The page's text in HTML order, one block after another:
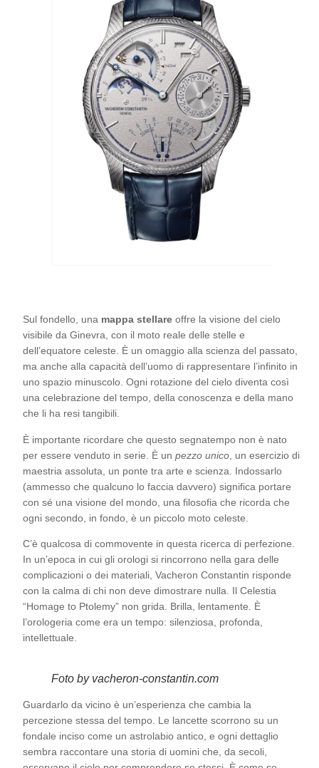
Sul fondello, una mappa stellare offre la visione del cielo
visibile da Ginevra, con il moto reale delle stelle e
dell’equatore celeste. È un omaggio alla scienza del passato,
ma anche alla capacità dell’uomo di rappresentare l’infinito in
uno spazio minuscolo. Ogni rotazione del cielo diventa così
una celebrazione del tempo, della conoscenza e della mano
che li ha resi tangibili.
È importante ricordare che questo segnatempo non è nato
per essere venduto in serie. È un pezzo unico , un esercizio di
maestria assoluta, un ponte tra arte e scienza. Indossarlo
(ammesso che qualcuno lo faccia davvero) significa portare
con sé una visione del mondo, una filosofia che ricorda che
ogni secondo, in fondo, è un piccolo moto celeste.
C’è qualcosa di commovente in questa ricerca di perfezione.
In un’epoca in cui gli orologi si rincorrono nella gara delle
complicazioni o dei materiali, Vacheron Constantin risponde
con la calma di chi non deve dimostrare nulla. Il Celestia
“Homage to Ptolemy” non grida. Brilla, lentamente. È
l’orologeria come era un tempo: silenziosa, profonda,
intellettuale.
Foto by vacheron-constantin.com
Guardarlo da vicino è un’esperienza che cambia la
percezione stessa del tempo. Le lancette scorrono su un
fondale inciso come un astrolabio antico, e ogni dettaglio
sembra raccontare una storia di uomini che, da secoli,